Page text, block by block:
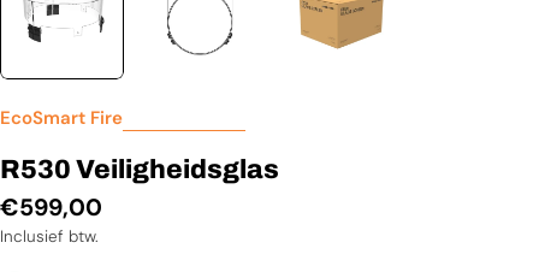
EcoSmart Fire
R530 Veiligheidsglas
Normale
prijs
€599,00
Inclusief btw.